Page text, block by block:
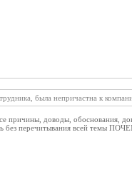
была непричастна к
причины, доводы, обоснования,
без перечитывания всей темы